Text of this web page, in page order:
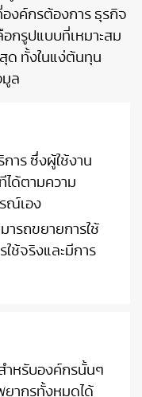
งค์กรต้องการ ธุรกิจ
กรูปแบบที่เหมาะสม
ด ทั้งในแง่ต้นทุน
มูล
าร ซึ่งผู้ใช้งาน
ได้ตามความ
ณ์เอง
รถขยายการใช้
ใช้จริงและมีการ
ำหรับองค์กรนั้นๆ
ยากรทั้งหมดได้